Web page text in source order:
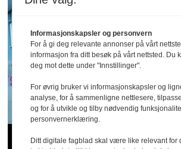
Arbeidstilsynet hos
Informasjonskapsler og personvern
For å gi deg relevante annonser på vårt
informasjon fra ditt besøk på vårt nettsted. Du
deg mot dette under "Innstillinger".
For øvrig bruker vi informasjonskapsler og
analyse, for å sammenligne nettlesere,
og for å utvikle og tilby nødvendig
personvernerklæring.
Ditt digitale fagblad skal være like relevant for